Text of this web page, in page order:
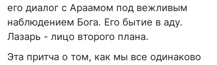
его диалог с Араамом под вежливым
наблюдением Бога. Его бытие в аду.
Лазарь - лицо второго плана.
Эта притча о том, как мы все одинаково